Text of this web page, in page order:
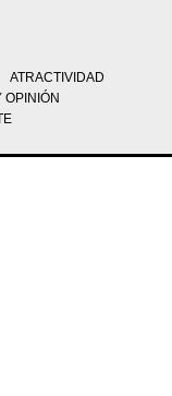
ATRACTIVIDAD
OPINIÓN